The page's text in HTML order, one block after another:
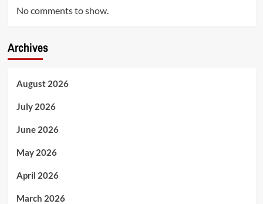
No comments to show.
Archives
August 2026
July 2026
June 2026
May 2026
April 2026
March 2026